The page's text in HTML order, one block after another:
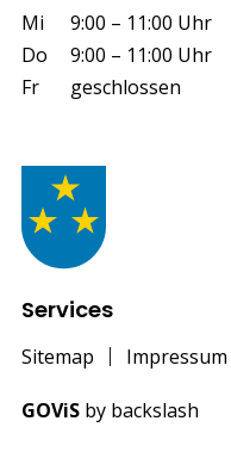
Mi
9:00 – 11:00 Uhr
Do
9:00 – 11:00 Uhr
Fr
geschlossen
Services
Sitemap Impressum
GOViSby backslash